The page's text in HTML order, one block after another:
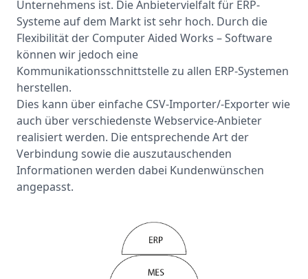
Unternehmens ist. Die Anbietervielfalt für ERP-
Systeme auf dem Markt ist sehr hoch. Durch die
Flexibilität der Computer Aided Works – Software
können wir jedoch eine
Kommunikationsschnittstelle zu allen ERP-Systemen
herstellen.
Dies kann über einfache CSV-Importer/-Exporter wie
auch über verschiedenste Webservice-Anbieter
realisiert werden. Die entsprechende Art der
Verbindung sowie die auszutauschenden
Informationen werden dabei Kundenwünschen
angepasst.